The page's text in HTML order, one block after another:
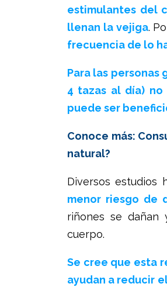
estimulantes del
llenan la vejiga.
frecuencia de lo
Para las personas
4 tazas al día)
puede ser
Conoce más:
natural?
Diversos estudios
menor riesgo de
riñones se dañan
cuerpo.
Se cree que esta
ayudan a reducir